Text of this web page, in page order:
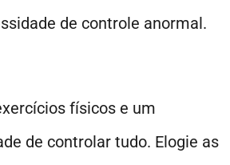
de controle anormal.
físicos e um
de controlar tudo. Elogie as